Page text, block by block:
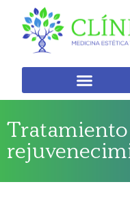
Tratamiento